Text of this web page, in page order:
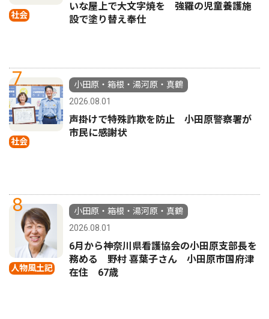
社会
いな屋上で大文字焼を 強羅の児童養護施
設で塗り替え奉仕
7
社会
小田原・箱根・湯河原・真鶴
2026.08.01
声掛けで特殊詐欺を防止 小田原警察署が
市民に感謝状
8
人物風土記
小田原・箱根・湯河原・真鶴
2026.08.01
6月から神奈川県看護協会の小田原支部長を
務める 野村 喜葉子さん 小田原市国府津
在住 67歳